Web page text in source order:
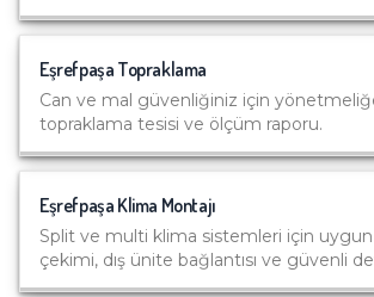
Eşrefpaşa Topraklama
Can ve mal güvenliğiniz için
topraklama tesisi ve ölçüm raporu.
Eşrefpaşa Klima Montajı
Split ve multi klima sistemleri için
çekimi, dış ünite bağlantısı ve güvenli